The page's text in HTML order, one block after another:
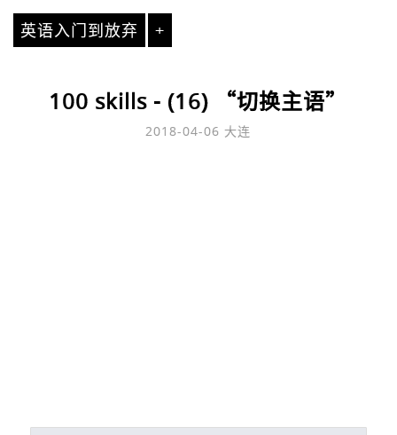
英语入门到放弃 +
100 skills - (16) “切换主语”
2018-04-06大连